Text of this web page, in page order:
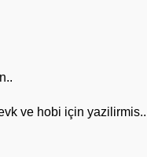
ve hobi için yazilirmis..